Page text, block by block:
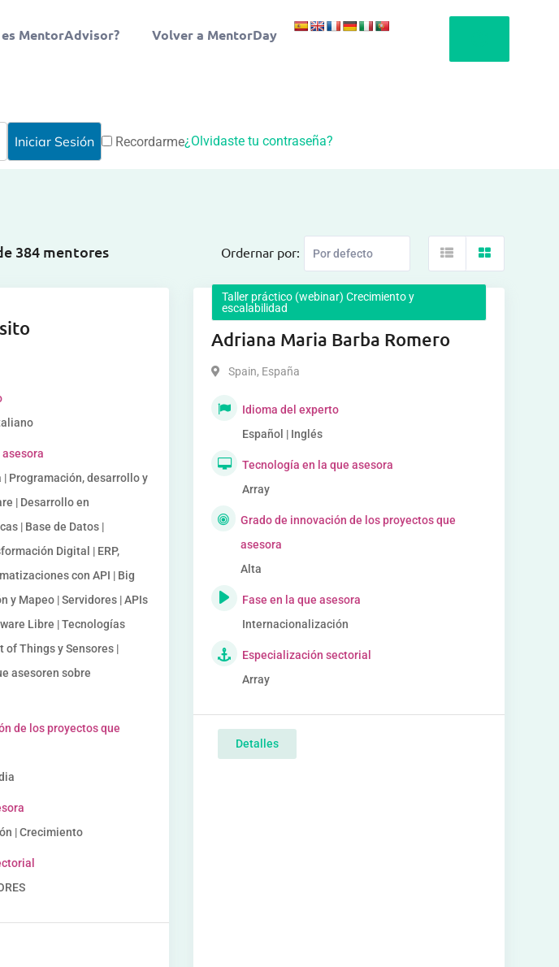
es MentorAdvisor? Volver a MentorDay
Recordarme¿Olvidaste tu contraseña?
384 mentores Ordernar por:
Programación, desarrollo y
| Desarrollo en
| Base de Datos |
Digital | ERP,
con API | Big
y Mapeo | Servidores | APIs
Libre | Tecnologías
of Things y Sensores |
asesoren sobre
de los proyectos que
| Crecimiento
Taller práctico (webinar) Crecimiento y
escalabilidad
Adriana Maria Barba Romero
Spain, España
Idioma del experto
Español | Inglés
Tecnología en la que asesora
Array
Grado de innovación de los proyectos que
asesora
Alta
Fase en la que asesora
Internacionalización
Especialización sectorial
Array
Detalles